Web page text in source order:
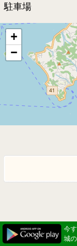
駐車場
+
−
今
城